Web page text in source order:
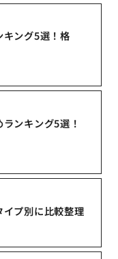
ング5選！格
ンキング5選！
プ別に比較整理